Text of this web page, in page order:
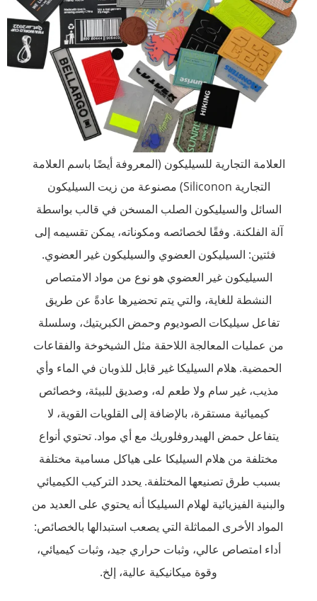
العلامة التجارية للسيليكون (المعروفة أيضًا باسم العلامة
التجارية Siliconon) مصنوعة من زيت السيليكون
السائل والسيليكون الصلب المسخن في قالب بواسطة
آلة الفلكنة. وفقًا لخصائصه ومكوناته، يمكن تقسيمه إلى
فئتين: السيليكون العضوي والسيليكون غير العضوي.
السيليكون غير العضوي هو نوع من مواد الامتصاص
النشطة للغاية، والتي يتم تحضيرها عادةً عن طريق
تفاعل سيليكات الصوديوم وحمض الكبريتيك، وسلسلة
من عمليات المعالجة اللاحقة مثل الشيخوخة والفقاعات
الحمضية. هلام السيليكا غير قابل للذوبان في الماء وأي
مذيب، غير سام ولا طعم له، وصديق للبيئة، وخصائص
كيميائية مستقرة، بالإضافة إلى القلويات القوية، لا
يتفاعل حمض الهيدروفلوريك مع أي مواد. تحتوي أنواع
مختلفة من هلام السيليكا على هياكل مسامية مختلفة
بسبب طرق تصنيعها المختلفة. يحدد التركيب الكيميائي
والبنية الفيزيائية لهلام السيليكا أنه يحتوي على العديد من
المواد الأخرى المماثلة التي يصعب استبدالها بالخصائص:
أداء امتصاص عالي، وثبات حراري جيد، وثبات كيميائي،
وقوة ميكانيكية عالية، إلخ.